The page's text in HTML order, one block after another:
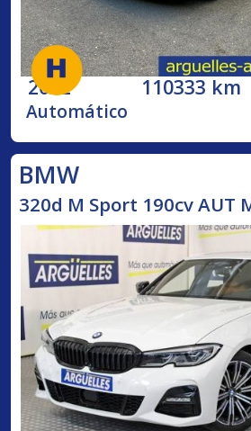
2002 110333 km
Automático
BMW
320d M Sport 190cv AUT